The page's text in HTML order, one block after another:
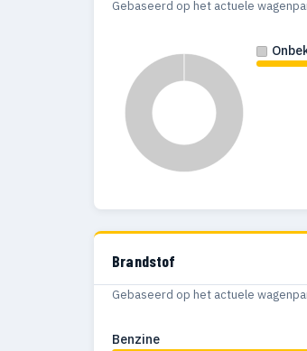
Gebaseerd op het actuele
Brandstof
Gebaseerd op het actuele
Benzine